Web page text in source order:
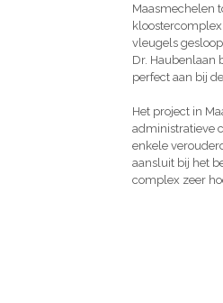
Maasmechelen
vleugels
Dr. Haubenlaan
perfect aan bij
Het project in
administratieve
enkele
aansluit bij het
complex zeer